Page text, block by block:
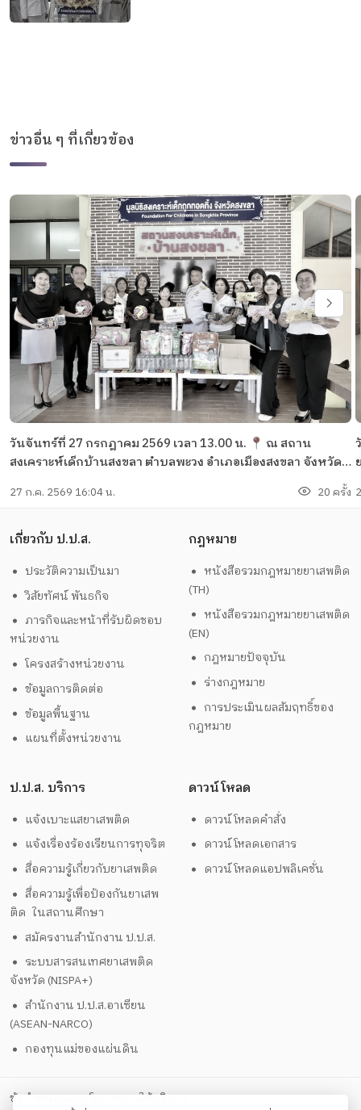
ข่าวอื่น ๆ ที่เกี่ยวข้อง
วันจันทร์ที่ 27 กรกฎาคม 2569 เวลา 13.00 น. 📍 ณ สถาน
สงเคราะห์เด็กบ้านสงขลา ตำบลพะวง อำเภอเมืองสงขลา จังหวัด
ปราบปรามยาเสพติด ภาค 9 พร้อมด้วยข้าราชการ พนักงาน
อุปโภคบริโภค ของใช้ที่จำเป็น และอุปกรณ์กีฬา แก่เด็กในความ
27 ก.ค. 2569 16:04 น. 20 ครั้ง
ย
พ
เกี่ยวกับ ป.ป.ส.
ประวัติความเป็นมา
วิสัยทัศน์ พันธกิจ
ภารกิจและหน้าที่รับผิดชอบ
หน่วยงาน
โครงสร้างหน่วยงาน
ข้อมูลการติดต่อ
ข้อมูลพื้นฐาน
แผนที่ตั้งหน่วยงาน
กฎหมาย
หนังสือรวมกฎหมายยาเสพติด
(TH)
หนังสือรวมกฎหมายยาเสพติด
(EN)
กฎหมายปัจจุบัน
ร่างกฎหมาย
การประเมินผลสัมฤทธิ์ของ
กฎหมาย
ป.ป.ส. บริการ
แจ้งเบาะแสยาเสพติด
แจ้งเรื่องร้องเรียนการทุจริต
สื่อความรู้เกี่ยวกับยาเสพติด
สื่อความรู้เพื่อป้องกันยาเสพ
ติด ในสถานศึกษา
สมัครงานสำนักงาน ป.ป.ส.
ระบบสารสนเทศยาเสพติด
จังหวัด (NISPA+)
สำนักงาน ป.ป.ส.อาเซียน
(ASEAN-NARCO)
กองทุนแม่ของแผ่นดิน
ดาวน์โหลด
ดาวน์โหลดคำสั่ง
ดาวน์โหลดเอกสาร
ดาวน์โหลดแอปพลิเคชั่น
ข้อกำหนดและนโยบายการให้บริการ